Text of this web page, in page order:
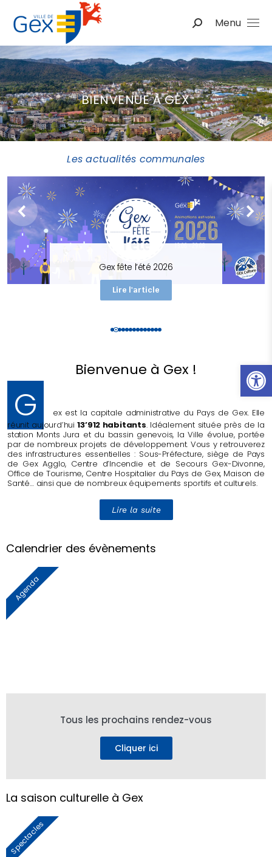
Ouvrir
Menu
BIENVENUE À GEX
Les actualités communales
Gex fête l’été 2026
Lire l'article
Bienvenue à Gex !
G
ex est la capitale administrative du Pays de Gex. Elle
réunit aujourd’hui13’912 habitants. Idéalement située près de la
station Monts Jura et du bassin genevois, la Ville évolue, portée
par de nombreux projets de développement. Vous y retrouverez
des infrastructures essentielles : Sous-Préfecture, siège de Pays
de Gex Agglo, Centre d’Incendie et de Secours Gex-Divonne,
Office de Tourisme, Centre Hospitalier du Pays de Gex, Maison de
Santé… ainsi que de nombreux équipements sportifs et culturels.
Lire la suite
Calendrier des évènements
Tous les prochains rendez-vous
Cliquer ici
Agenda
La saison culturelle à Gex
Spectacles